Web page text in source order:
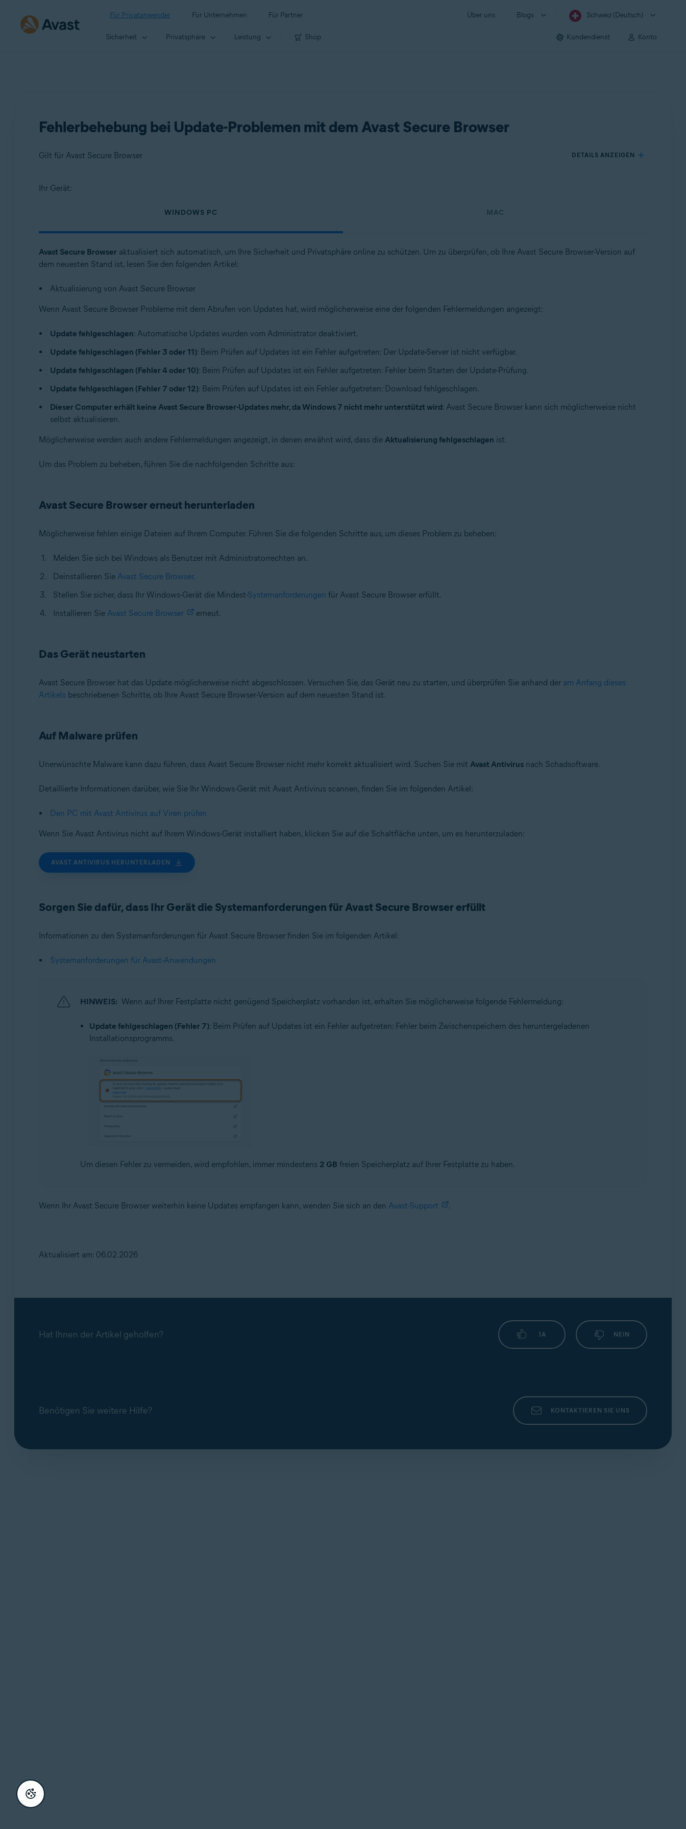
Für Privatanwender Für Unternehmen Für Partner Über uns Blogs Schweiz (Deutsch)
Sicherheit Privatsphäre Leistung Shop Kundendienst Konto
Fehlerbehebung bei Update-Problemen mit dem Avast Secure Browser
Gilt für Avast Secure Browser DETAILS ANZEIGEN
Betriebssysteme:
Windows und macOS
Ihr Gerät:
WINDOWS PC MAC
Avast Secure Browser aktualisiert sich automatisch, um Ihre Sicherheit und Privatsphäre online zu schützen. Um zu überprüfen, ob Ihre Avast Secure Browser-Version auf
dem neuesten Stand ist, lesen Sie den folgenden Artikel:
Aktualisierung von Avast Secure Browser
Wenn Avast Secure Browser Probleme mit dem Abrufen von Updates hat, wird möglicherweise eine der folgenden Fehlermeldungen angezeigt:
Update fehlgeschlagen: Automatische Updates wurden vom Administrator deaktiviert.
Update fehlgeschlagen (Fehler 3 oder 11): Beim Prüfen auf Updates ist ein Fehler aufgetreten: Der Update-Server ist nicht verfügbar.
Update fehlgeschlagen (Fehler 4 oder 10): Beim Prüfen auf Updates ist ein Fehler aufgetreten: Fehler beim Starten der Update-Prüfung.
Update fehlgeschlagen (Fehler 7 oder 12): Beim Prüfen auf Updates ist ein Fehler aufgetreten: Download fehlgeschlagen.
Dieser Computer erhält keine Avast Secure Browser-Updates mehr, da Windows 7 nicht mehr unterstützt wird: Avast Secure Browser kann sich möglicherweise nicht
selbst aktualisieren.
Möglicherweise werden auch andere Fehlermeldungen angezeigt, in denen erwähnt wird, dass die Aktualisierung fehlgeschlagen ist.
Um das Problem zu beheben, führen Sie die nachfolgenden Schritte aus:
Avast Secure Browser erneut herunterladen
Möglicherweise fehlen einige Dateien auf Ihrem Computer. Führen Sie die folgenden Schritte aus, um dieses Problem zu beheben:
Melden Sie sich bei Windows als Benutzer mit Administratorrechten an.
Deinstallieren Sie Avast Secure Browser.
Stellen Sie sicher, dass Ihr Windows-Gerät die Mindest-Systemanforderungen für Avast Secure Browser erfüllt.
Installieren Sie Avast Secure Browser erneut.
Das Gerät neustarten
Avast Secure Browser hat das Update möglicherweise nicht abgeschlossen. Versuchen Sie, das Gerät neu zu starten, und überprüfen Sie anhand der am Anfang dieses
Artikels beschriebenen Schritte, ob Ihre Avast Secure Browser-Version auf dem neuesten Stand ist.
Auf Malware prüfen
Unerwünschte Malware kann dazu führen, dass Avast Secure Browser nicht mehr korrekt aktualisiert wird. Suchen Sie mit Avast Antivirusnach Schadsoftware.
Detaillierte Informationen darüber, wie Sie Ihr Windows-Gerät mit Avast Antivirus scannen, finden Sie im folgenden Artikel:
Den PC mit Avast Antivirus auf Viren prüfen
Wenn Sie Avast Antivirus nicht auf Ihrem Windows-Gerät installiert haben, klicken Sie auf die Schaltfläche unten, um es herunterzuladen:
AVAST ANTIVIRUS HERUNTERLADEN
Sorgen Sie dafür, dass Ihr Gerät die Systemanforderungen für Avast Secure Browser erfüllt
Informationen zu den Systemanforderungen für Avast Secure Browser finden Sie im folgenden Artikel:
Systemanforderungen für Avast-Anwendungen
HINWEIS: Wenn auf Ihrer Festplatte nicht genügend Speicherplatz vorhanden ist, erhalten Sie möglicherweise folgende Fehlermeldung:
Update fehlgeschlagen (Fehler 7): Beim Prüfen auf Updates ist ein Fehler aufgetreten: Fehler beim Zwischenspeichern des heruntergeladenen
Installationsprogramms.
Um diesen Fehler zu vermeiden, wird empfohlen, immer mindestens 2 GB freien Speicherplatz auf Ihrer Festplatte zu haben.
Wenn Ihr Avast Secure Browser weiterhin keine Updates empfangen kann, wenden Sie sich an den Avast-Support .
Aktualisiert am: 06.02.2026
Hat Ihnen der Artikel geholfen? JA NEIN
Benötigen Sie weitere Hilfe? KONTAKTIEREN SIE UNS